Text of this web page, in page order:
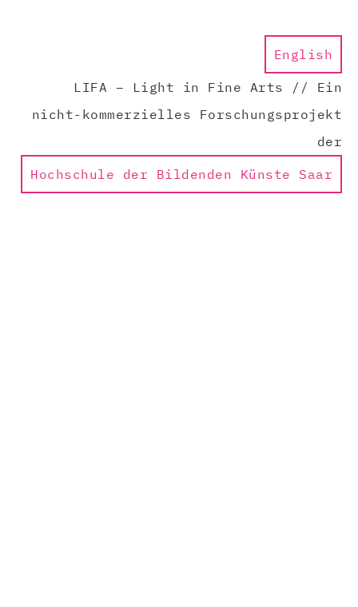
English
LIFA – Light in Fine Arts // Ein
nicht-kommerzielles Forschungsprojekt
der
Hochschule der Bildenden Künste Saar